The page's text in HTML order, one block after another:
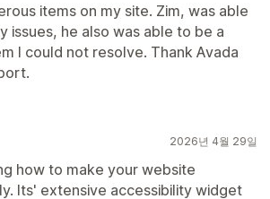
items on my site. Zim, was able
issues, he also was able to be a
I could not resolve. Thank Avada
2026년 4월 29일
how to make your website
Its' extensive accessibility widget